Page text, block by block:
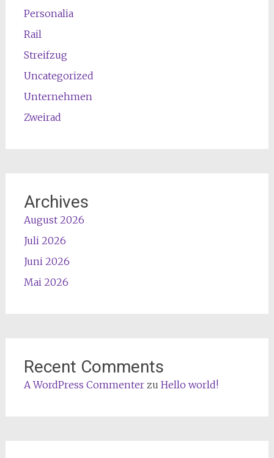
Personalia
Rail
Streifzug
Uncategorized
Unternehmen
Zweirad
Archives
August 2026
Juli 2026
Juni 2026
Mai 2026
Recent Comments
A WordPress Commenterzu Hello world!